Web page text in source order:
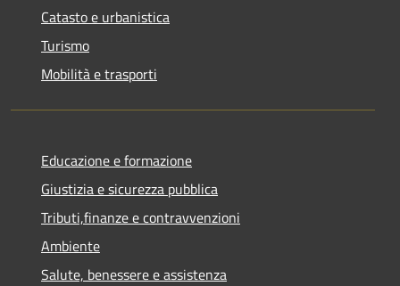
Catasto e urbanistica
Turismo
Mobilità e trasporti
Educazione e formazione
Giustizia e sicurezza pubblica
Tributi,finanze e contravvenzioni
Ambiente
Salute, benessere e assistenza